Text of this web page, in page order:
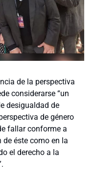
de la perspectiva
considerarse “un
desigualdad de
de género
fallar conforme a
éste como en la
el derecho a la